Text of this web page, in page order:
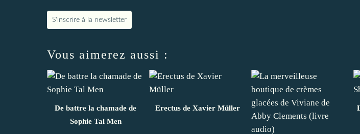
S'inscrire à la newsletter
Vous aimerez aussi :
De battre la chamade de
Sophie Tal Men
Erectus de Xavier Müller